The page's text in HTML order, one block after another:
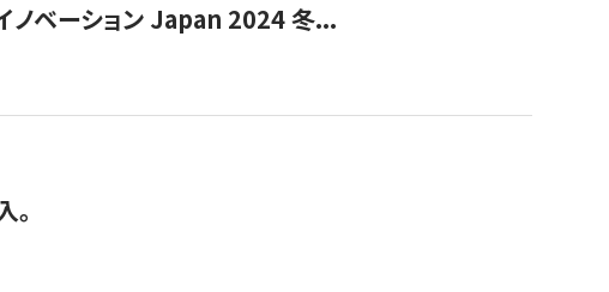
ノベーション Japan 2024 冬...